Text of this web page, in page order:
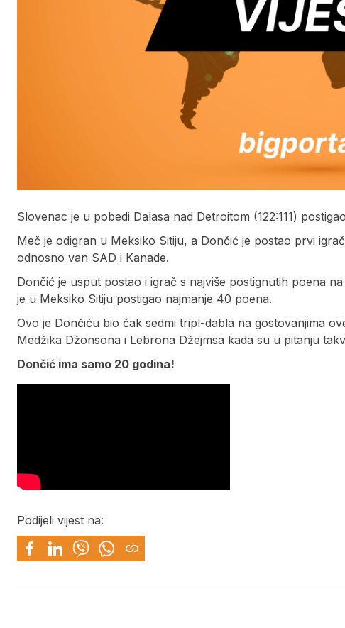
Slovenac je u pobedi Dalasa nad Detroitom (122:111)
Meč je odigran u Meksiko Sitiju, a Dončić je postao prvi
odnosno van SAD i Kanade.
Dončić je usput postao i igrač s najviše postignutih poena
je u Meksiko Sitiju postigao najmanje 40 poena.
Ovo je Dončiću bio čak sedmi tripl-dabla na gostovanjima
Medžika Džonsona i Lebrona Džejmsa kada su u pitanju
Dončić ima samo 20 godina!
Podijeli vijest na: